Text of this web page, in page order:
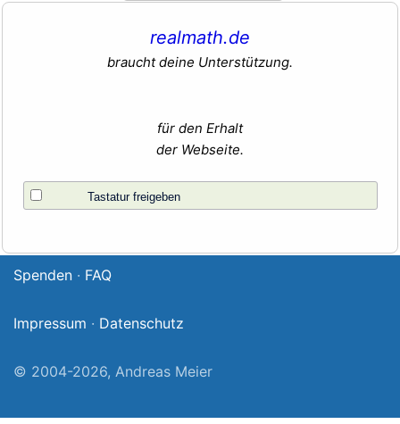
realmath.de
braucht deine Unterstützung.
für den Erhalt
der Webseite.
Tastatur freigeben
Spenden · FAQ
Impressum · Datenschutz
© 2004-2026, Andreas Meier